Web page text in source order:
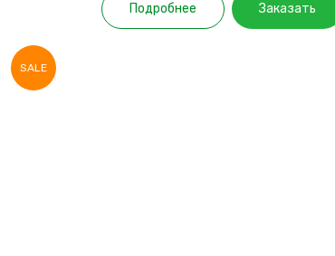
Подробнее Заказать
SALE